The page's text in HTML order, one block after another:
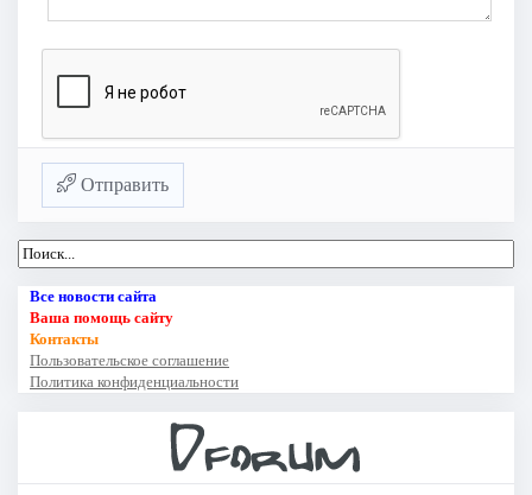
Отправить
Все новости сайта
Ваша помощь сайту
Контакты
Пользовательское соглашение
Политика конфиденциальности